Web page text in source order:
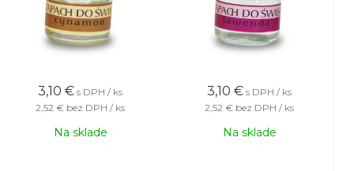
3,10 € s DPH / ks
2,52 € bez DPH / ks
Na sklade
3,10 € s DPH / ks
2,52 € bez DPH / ks
Na sklade